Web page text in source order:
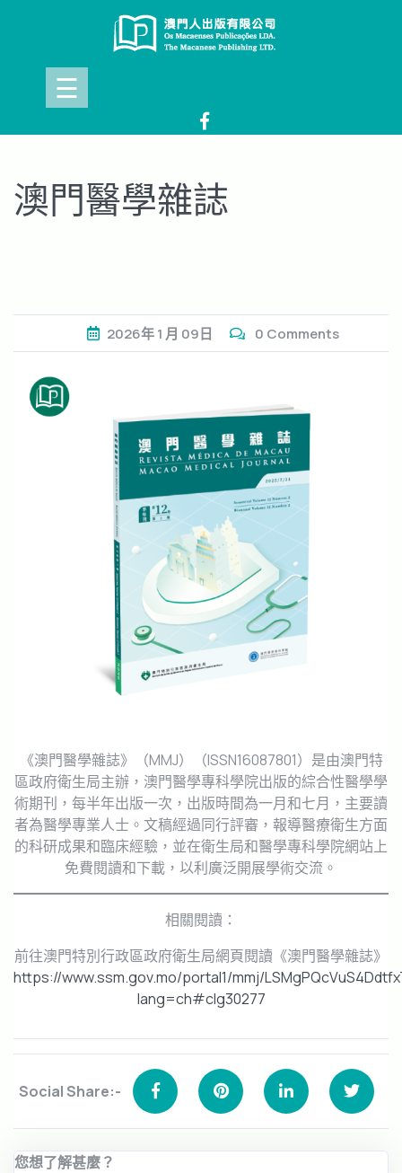
☰
澳門醫學雜誌
2026年1 月 09日 0 Comments
《澳門醫學雜誌》（MMJ）（ISSN16087801）是由澳門特
區政府衛生局主辦，澳門醫學專科學院出版的綜合性醫學學
術期刊，每半年出版一次，出版時間為一月和七月，主要讀
者為醫學專業人士。文稿經過同行評審，報導醫療衛生方面
的科研成果和臨床經驗，並在衛生局和醫學專科學院網站上
免費閱讀和下載，以利廣泛開展學術交流。
相關閱讀：
前往澳門特別行政區政府衛生局網頁閱讀《澳門醫學雜誌》
https://www.ssm.gov.mo/portal1/mmj/
lang=ch#clg30277
Social Share:-
您想了解甚麼？